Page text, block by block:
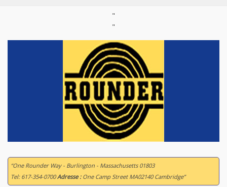
"
"
“One Rounder Way - Burlington - Massachusetts 01803
Tel: 617-354-0700Adresse : One Camp Street MA02140 Cambridge”